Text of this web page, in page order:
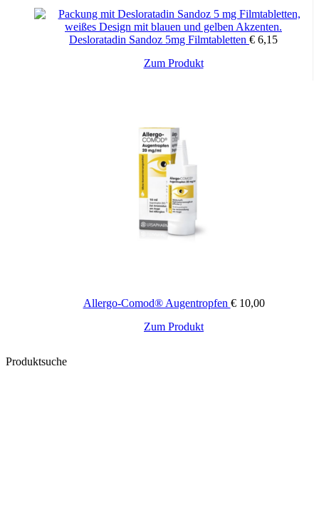
Desloratadin Sandoz 5mg Filmtabletten € 6,15
Zum Produkt
Allergo-Comod® Augentropfen €10,00
Zum Produkt
Produktsuche